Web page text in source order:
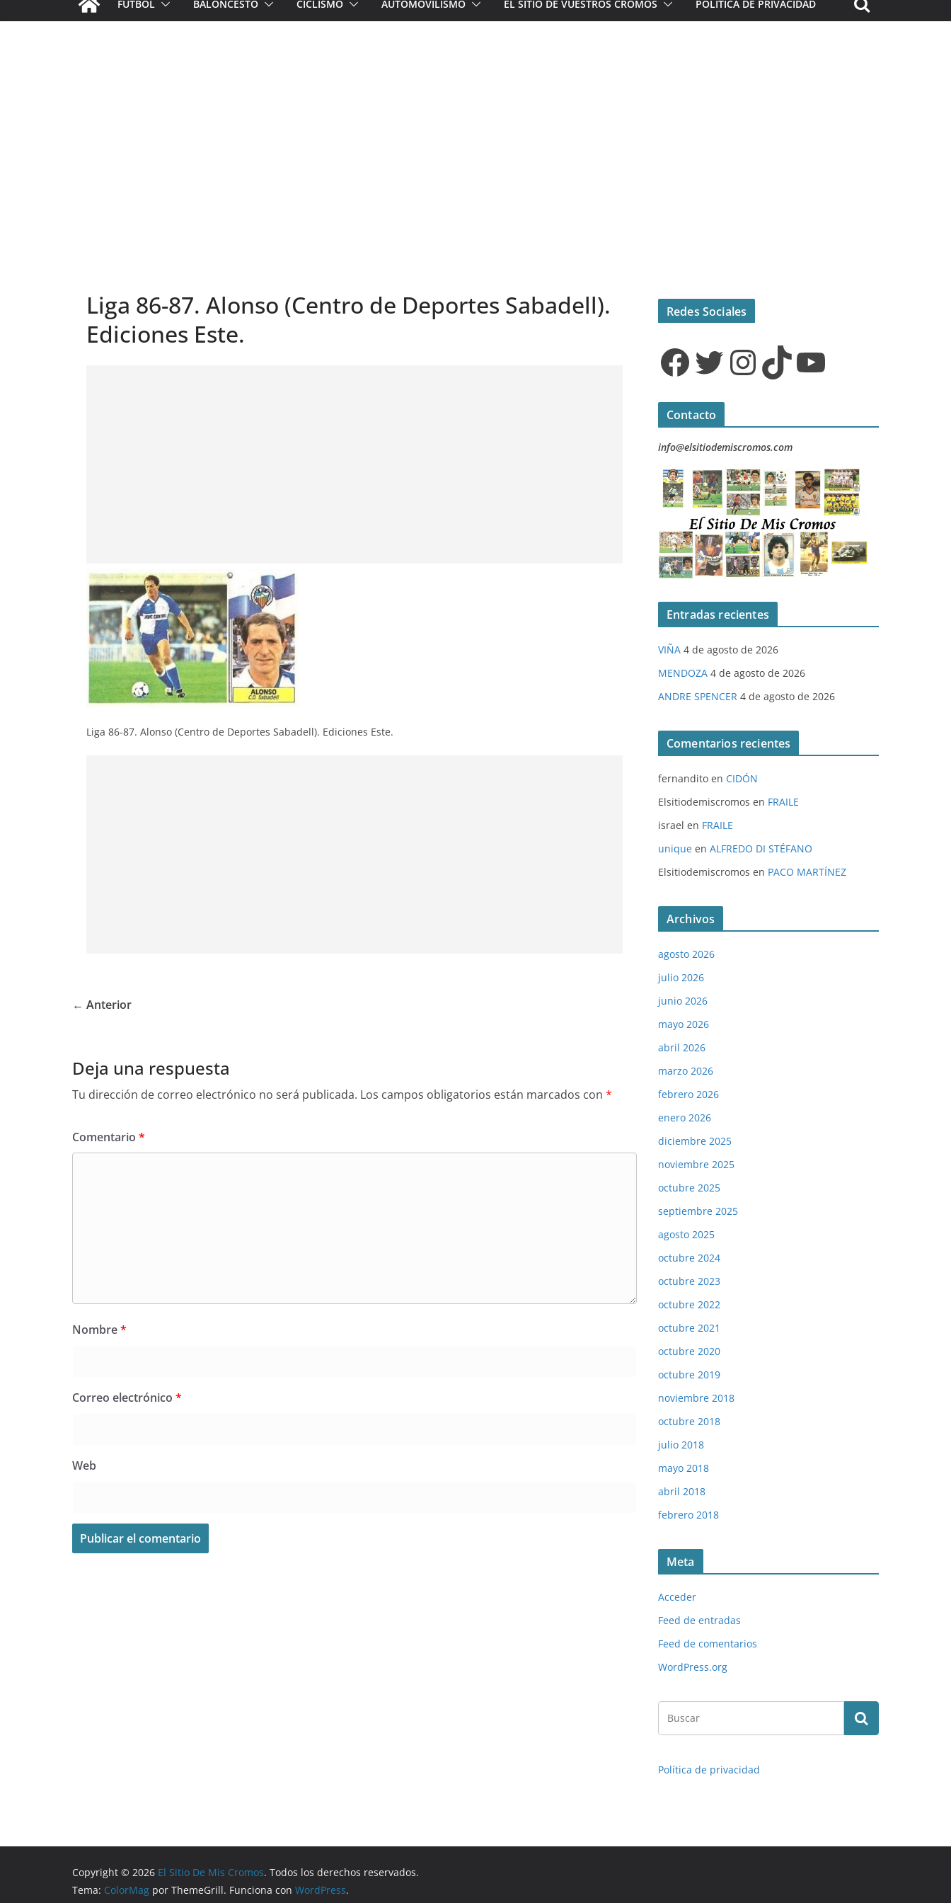
FÚTBOL BALONCESTO CICLISMO AUTOMOVILISMO EL SITIO DE VUESTROS CROMOS POLÍTICA DE PRIVACIDAD
Liga 86-87. Alonso (Centro de Deportes Sabadell).
Ediciones Este.
Liga 86-87. Alonso (Centro de Deportes Sabadell). Ediciones Este.
← Anterior
Deja una respuesta
Tu dirección de correo electrónico no será publicada. Los campos obligatorios están marcados con *
Comentario *
Nombre*
Correo electrónico *
Web
Redes Sociales
Facebook Twitter InstagramTikTok YouTube
Contacto
info@elsitiodemiscromos.com
Entradas recientes
VIÑA 4 de agosto de 2026
MENDOZA 4 de agosto de 2026
ANDRE SPENCER 4 de agosto de 2026
Comentarios recientes
fernandito en CIDÓN
Elsitiodemiscromos en FRAILE
israel en FRAILE
unique en ALFREDO DI STÉFANO
Elsitiodemiscromos en PACO MARTÍNEZ
Archivos
agosto 2026
julio 2026
junio 2026
mayo 2026
abril 2026
marzo 2026
febrero 2026
enero 2026
diciembre 2025
noviembre 2025
octubre 2025
septiembre 2025
agosto 2025
octubre 2024
octubre 2023
octubre 2022
octubre 2021
octubre 2020
octubre 2019
noviembre 2018
octubre 2018
julio 2018
mayo 2018
abril 2018
febrero 2018
Meta
Acceder
Feed de entradas
Feed de comentarios
WordPress.org
Política de privacidad
Copyright © 2026 El Sitio De Mis Cromos. Todos los derechos reservados.
Tema: ColorMag por ThemeGrill. Funciona con WordPress.